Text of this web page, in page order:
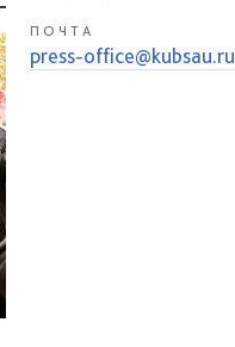
ПОЧТА
press-office@kubsau.ru